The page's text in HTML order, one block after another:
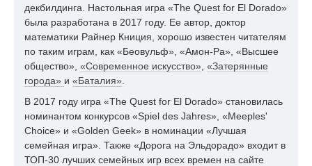
декбилдинга. Настольная игра «The Quest for El Dorado»
была разработана в 2017 году. Ее автор, доктор
математики Райнер Книция, хорошо известен читателям
по таким играм, как «Беовульф», «Амон-Ра», «Высшее
общество», «Современное искусство», «Затерянные
города» и «Баталия».
В 2017 году игра «The Quest for El Dorado» становилась
номинантом конкурсов «Spiel des Jahres», «Meeples'
Choice» и «Golden Geek» в номинации «Лучшая
семейная игра». Также «Дорога на Эльдорадо» входит в
ТОП-30 лучших семейных игр всех времен на сайте